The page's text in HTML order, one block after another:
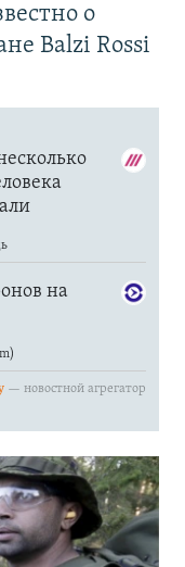
о
Balzi Rossi